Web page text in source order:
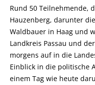
Rund 50 Teilnehmende,
Hauzenberg, darunter
Waldbauer in Haag und
Landkreis Passau und
morgens auf in die
Einblick in die politische
einem Tag wie heute